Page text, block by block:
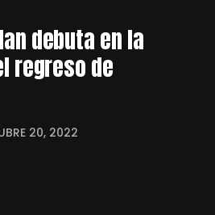
debuta en la
regreso de
20, 2022